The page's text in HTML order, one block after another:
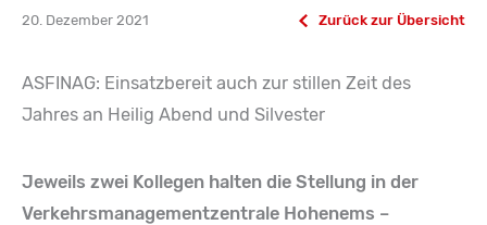
20. Dezember 2021 Zurück zur Übersicht
ASFINAG: Einsatzbereit auch zur stillen Zeit des
Jahres an Heilig Abend und Silvester
Jeweils zwei Kollegen halten die Stellung in der
Verkehrsmanagementzentrale Hohenems –